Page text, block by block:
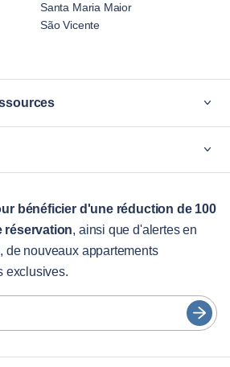
Santa Maria Maior
São Vicente
meubles
bénéficier d'une réduction de 100
réservation, ainsi que d'alertes en
de nouveaux appartements
exclusives.